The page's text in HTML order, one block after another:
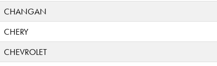
CHANGAN
CHERY
CHEVROLET